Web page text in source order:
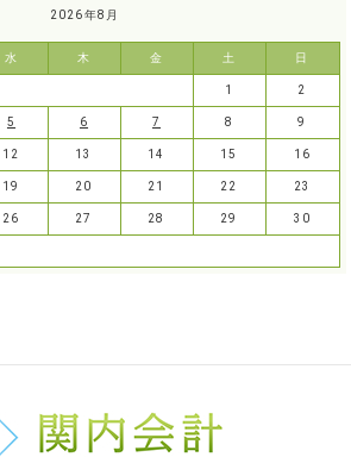
2026年8月
水 木 金 土 日
1 2
5 6 7 8 9
12 13 14 15 16
19 20 21 22 23
26 27 28 29 30